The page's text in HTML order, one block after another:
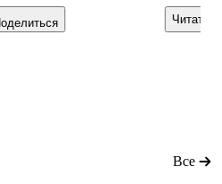
врач -
трав.
Читать
Все